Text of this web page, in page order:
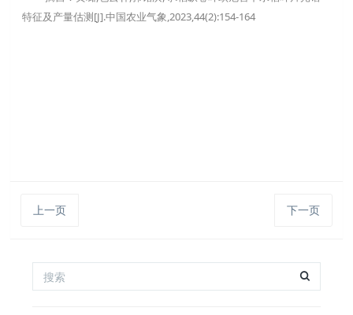
特征及产量估测 [J].中国农业气象,2023,44(2):154-164
上一页 下一页